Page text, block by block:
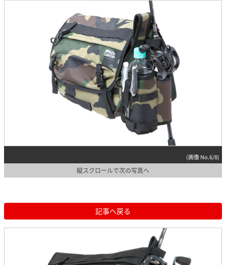
(画像 No.6/8)
縦スクロールで次の写真へ
記事へ戻る